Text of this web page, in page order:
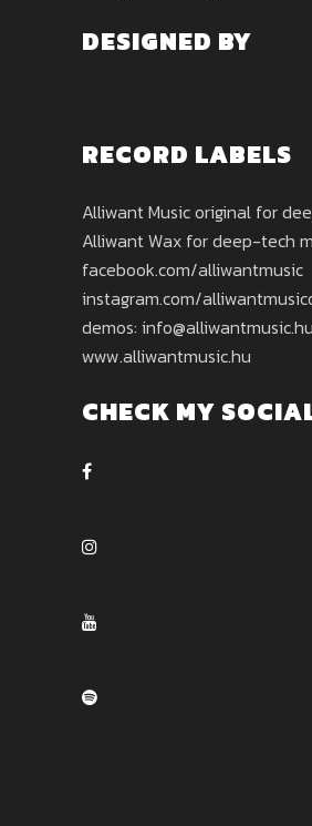
DESIGNED BY
RECORD LABELS
Alliwant Music original for
Alliwant Wax for deep-tech
facebook.com/alliwantmusic
instagram.com/
demos: info@alliwantmusic.hu
www.alliwantmusic.hu
CHECK MY